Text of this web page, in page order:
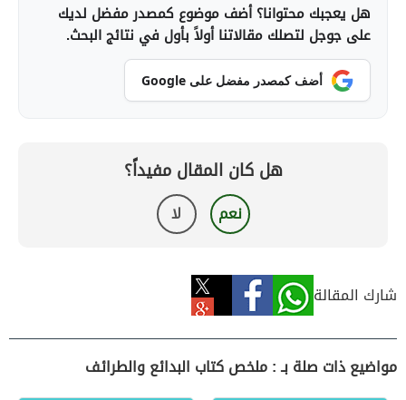
هل يعجبك محتوانا؟ أضف موضوع كمصدر مفضل لديك
على جوجل لتصلك مقالاتنا أولاً بأول في نتائج البحث.
أضف كمصدر مفضل على Google
هل كان المقال مفيداً؟
نعم لا
شارك المقالة
مواضيع ذات صلة بـ : ملخص كتاب البدائع والطرائف